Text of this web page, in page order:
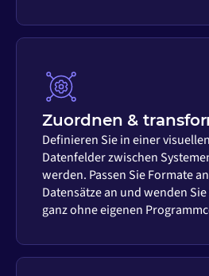
Zuordnen &
Definieren Sie in einer
Datenfelder zwischen
werden. Passen Sie Formate
Datensätze an und wenden
ganz ohne eigenen